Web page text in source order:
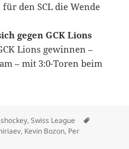
den SCL die Wende
gegen GCK Lions
Lions gewinnen –
– mit 3:0-Toren beim
,Swiss League
, Kevin Bozon, Per